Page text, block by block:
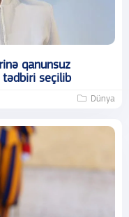
qanunsuz
seçilib
Dünya